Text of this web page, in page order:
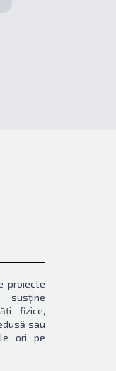
proiecte
susține
fizice,
sau
ori pe